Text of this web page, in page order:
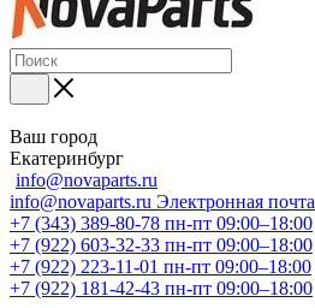
Ваш город
Екатеринбург
info@novaparts.ru
info@novaparts.ru Электронная почта
+7 (343) 389-80-78 пн-пт 09:00–18:00
+7 (922) 603-32-33 пн-пт 09:00–18:00
+7 (922) 223-11-01 пн-пт 09:00–18:00
+7 (922) 181-42-43 пн-пт 09:00–18:00